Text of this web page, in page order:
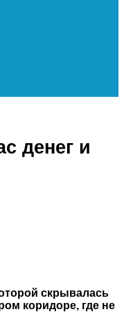
денег и
скрывалась
коридоре, где не